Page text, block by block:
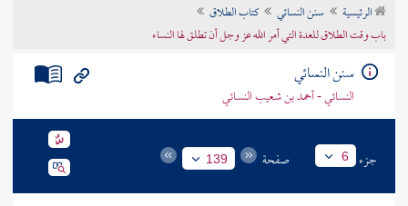
تراجم الأعلام
الرئيسية سنن النسائي
كتاب الطلاق
باب وقت الطلاق للعدة التي أمر الله عز وجل أن تطلق لها النساء
سنن النسائي
النسائي - أحمد بن شعيب النسائي
جزء 6 صفحة 139